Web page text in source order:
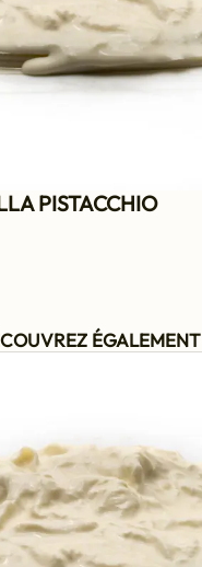
PISTACCHIO
ÉGALEMENT